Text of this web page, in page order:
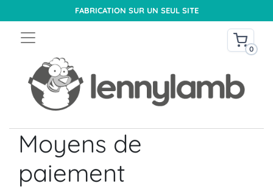
FABRICATION SUR UN SEUL SITE
0
Moyens de
paiement